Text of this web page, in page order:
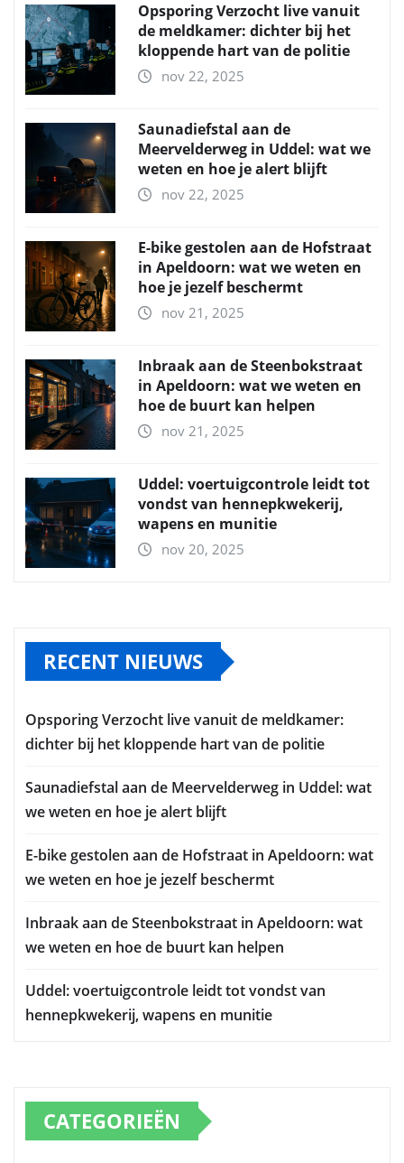
Opsporing Verzocht live vanuit
de meldkamer: dichter bij het
kloppende hart van de politie
nov 22, 2025
Saunadiefstal aan de
Meervelderweg in Uddel: wat we
weten en hoe je alert blijft
nov 22, 2025
E-bike gestolen aan de Hofstraat
in Apeldoorn: wat we weten en
hoe je jezelf beschermt
nov 21, 2025
Inbraak aan de Steenbokstraat
in Apeldoorn: wat we weten en
hoe de buurt kan helpen
nov 21, 2025
Uddel: voertuigcontrole leidt tot
vondst van hennepkwekerij,
wapens en munitie
nov 20, 2025
RECENT NIEUWS
Opsporing Verzocht live vanuit de meldkamer:
dichter bij het kloppende hart van de politie
Saunadiefstal aan de Meervelderweg in Uddel: wat
we weten en hoe je alert blijft
E-bike gestolen aan de Hofstraat in Apeldoorn: wat
we weten en hoe je jezelf beschermt
Inbraak aan de Steenbokstraat in Apeldoorn: wat
we weten en hoe de buurt kan helpen
Uddel: voertuigcontrole leidt tot vondst van
hennepkwekerij, wapens en munitie
CATEGORIEËN